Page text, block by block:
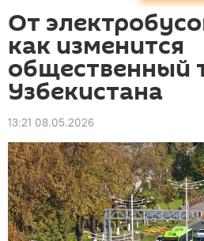
От
как изменится
общественный
Узбекистана
13:21 08.05.2026